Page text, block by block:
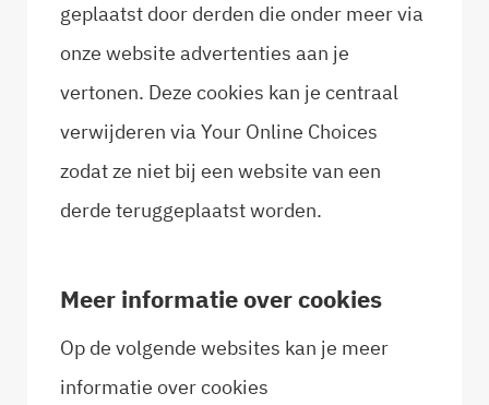
geplaatst door derden die onder meer via
onze website advertenties aan je
vertonen. Deze cookies kan je centraal
verwijderen via Your Online Choices
zodat ze niet bij een website van een
derde teruggeplaatst worden.
Meer informatie over cookies
Op de volgende websites kan je meer
informatie over cookies